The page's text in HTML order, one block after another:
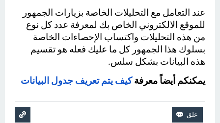
هذه البيانات بشكل سلس.
يمكنكم أيضاً معرفة كيف يتم تعريف جدول البيانات